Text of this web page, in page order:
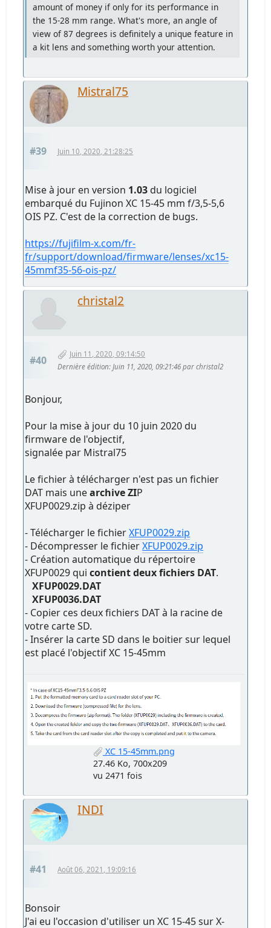
amount of money if only for its performance in
the 15-28 mm range. What's more, an angle of
view of 87 degrees is definitely a unique feature in
a kit lens and something worth your attention.
Mistral75
#39 Juin 10, 2020, 21:28:25
Mise à jour en version 1.03 du logiciel
embarqué du Fujinon XC 15-45 mm f/3,5-5,6
OIS PZ. C'est de la correction de bugs.
https://fujifilm-x.com/fr-
fr/support/download/firmware/lenses/xc15-
45mmf35-56-ois-pz/
christal2
#40
Juin 11, 2020, 09:14:50
Dernière édition: Juin 11, 2020, 09:21:46 par christal2
Bonjour,
Pour la mise à jour du 10 juin 2020 du
firmware de l'objectif,
signalée par Mistral75
Le fichier à télécharger n'est pas un fichier
DAT mais unearchive ZIP
XFUP0029.zip à déziper
- Télécharger le fichierXFUP0029.zip
- Décompresser le fichierXFUP0029.zip
- Création automatique du répertoire
XFUP0029 quicontient deux fichiers DAT.
XFUP0029.DAT
XFUP0036.DAT
- Copier ces deux fichiers DAT à la racine de
votre carte SD.
- Insérer la carte SD dans le boitier sur lequel
est placé l'objectif XC 15-45mm
XC 15-45mm.png
27.46 Ko, 700x209
vu 2471 fois
INDI
#41 Août 06, 2021, 19:09:16
Bonsoir
J'ai eu l'occasion d'utiliser un XC 15-45 sur X-